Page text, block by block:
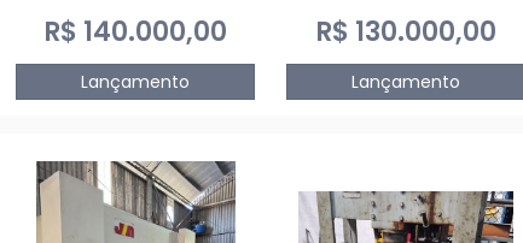
R$ 140.000,00
Lançamento
R$ 130.000,00
Lançamento